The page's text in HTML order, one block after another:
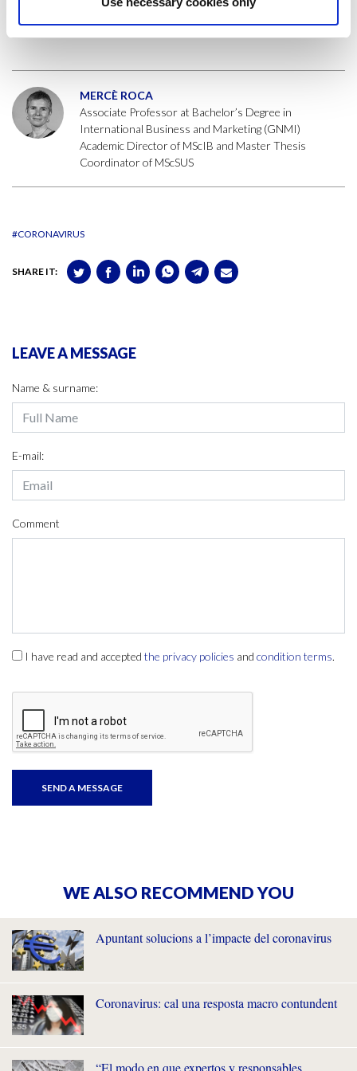
la pandèmia, puguin pal·liar els seus efectes i emprendre les decisions
que ens permetin superar-la.
MERCÈ ROCA
Associate Professor at Bachelor’s Degree in
International Business and Marketing (GNMI)
Academic Director of MScIB and Master Thesis
Coordinator of MScSUS
#CORONAVIRUS
SHARE IT:
LEAVE A MESSAGE
Name & surname:
E-mail:
Comment
I have read and accepted the privacy policies and condition terms.
WE ALSO RECOMMEND YOU
Apuntant solucions a l’impacte del coronavirus
Coronavirus: cal una resposta macro contundent